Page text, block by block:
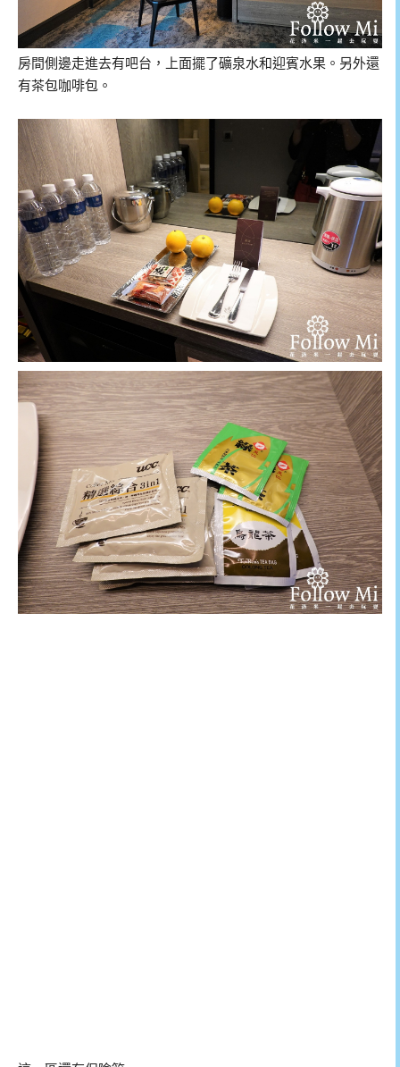
房間側邊走進去有吧台，上面擺了礦泉水和迎賓水果。另外還
有茶包咖啡包。